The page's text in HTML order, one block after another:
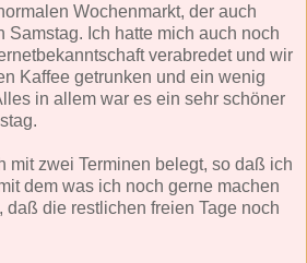
Wochenmarkt, der auch
Samstag. Ich hatte mich auch noch
verabredet und wir
Kaffee getrunken und ein wenig
in allem war es ein sehr schöner
mit zwei Terminen belegt, so daß ich
dem was ich noch gerne machen
daß die restlichen freien Tage noch